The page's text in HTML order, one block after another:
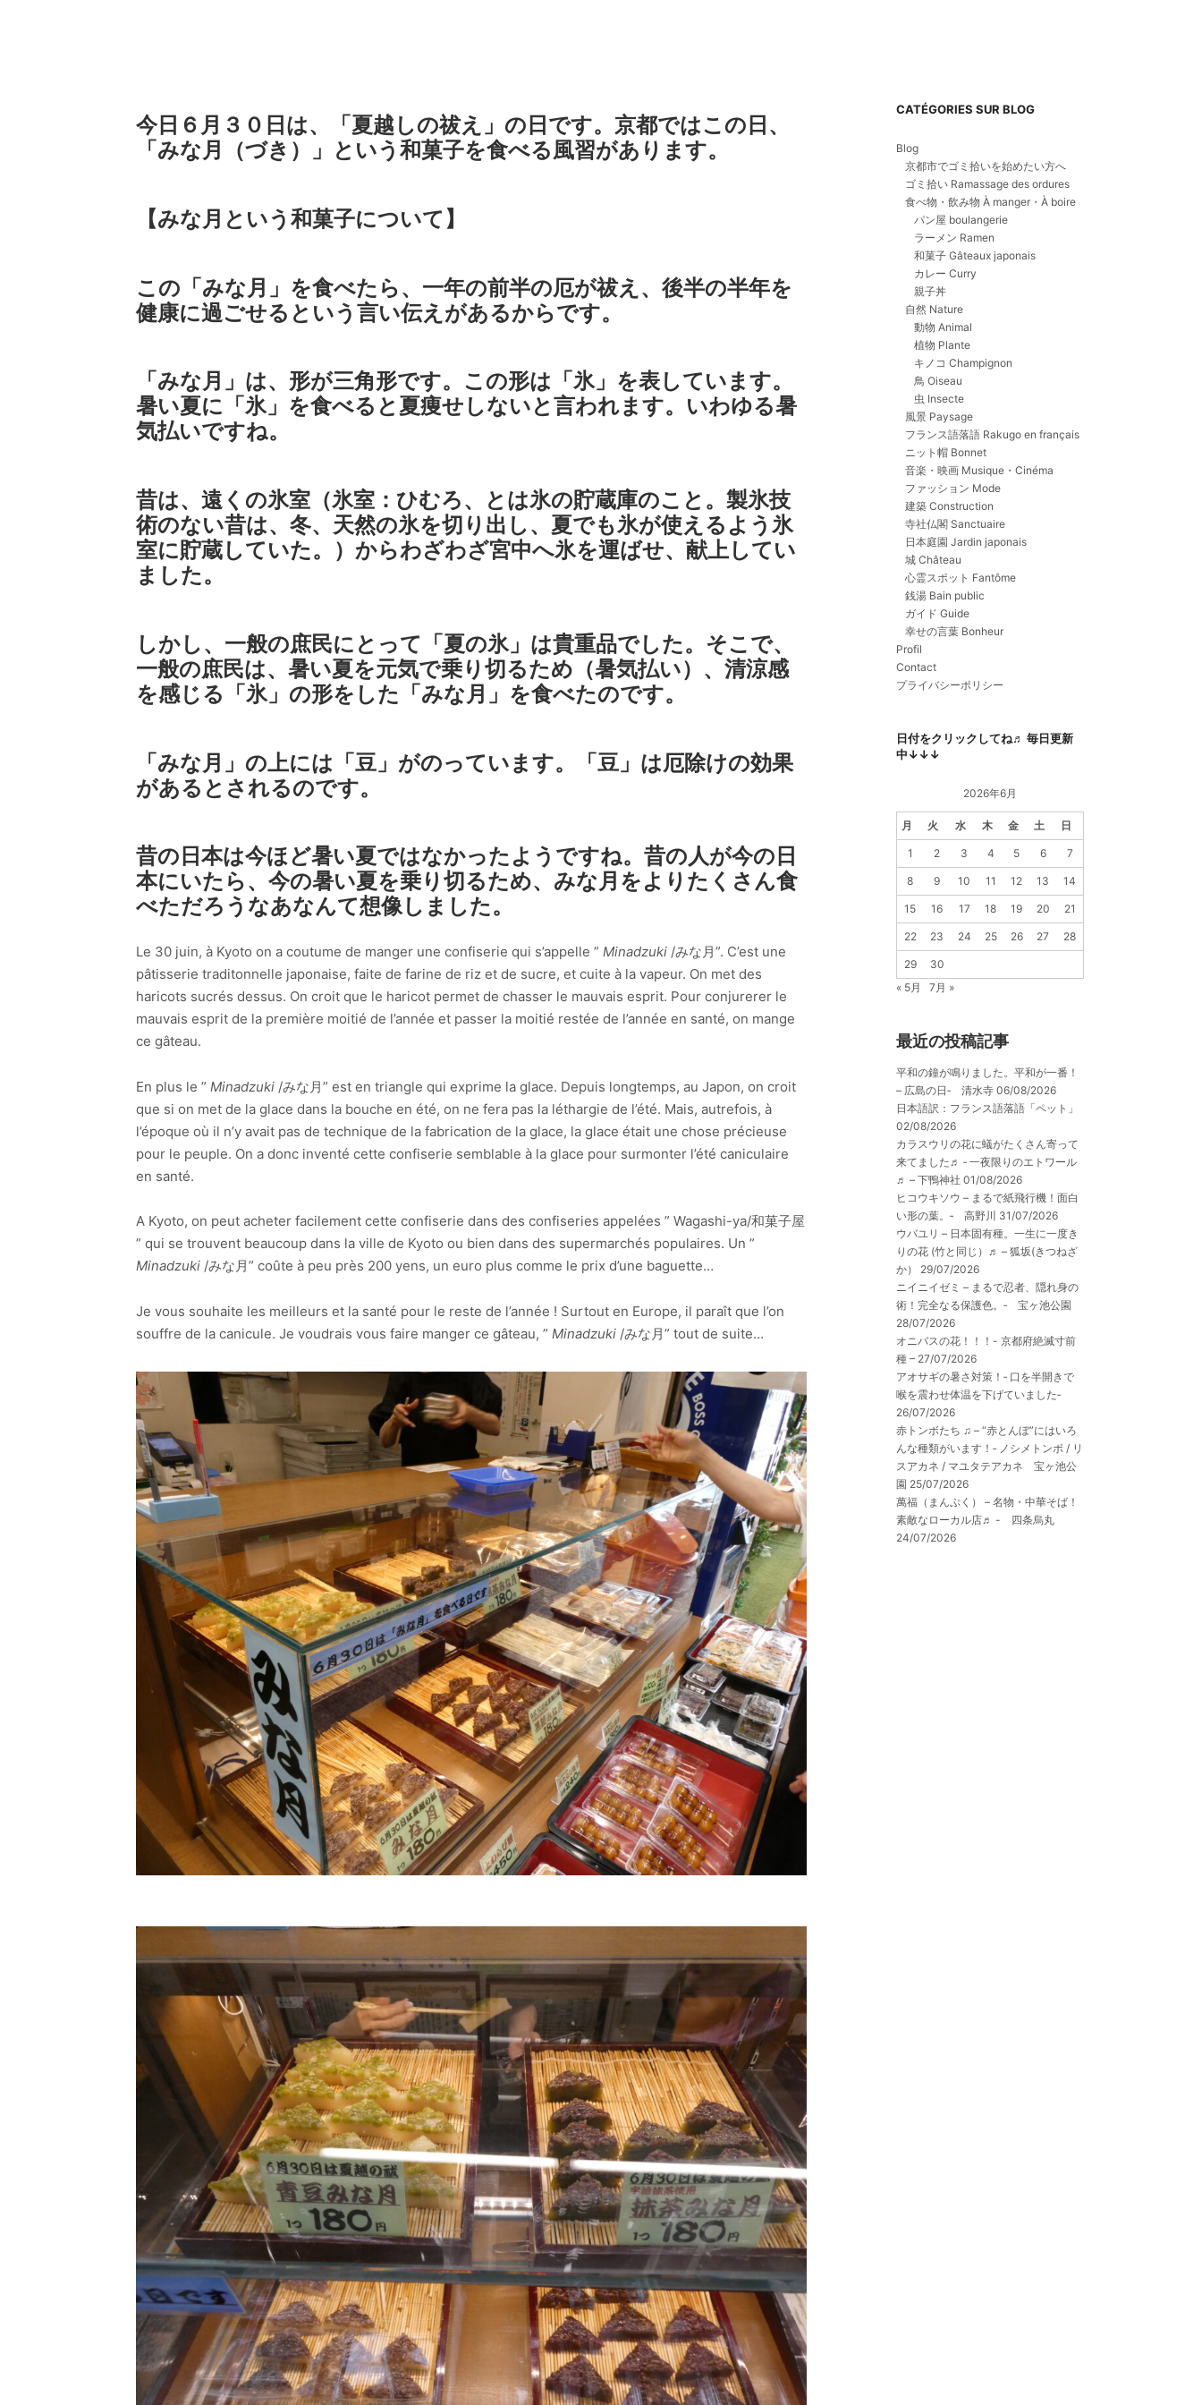
今日６月３０日は、「夏越しの祓え」の日です。京都ではこの日、
「みな月（づき）」という和菓子を食べる風習があります。
【みな月という和菓子について】
この「みな月」を食べたら、一年の前半の厄が祓え、後半の半年を
健康に過ごせるという言い伝えがあるからです。
「みな月」は、形が三角形です。この形は「氷」を表しています。
暑い夏に「氷」を食べると夏痩せしないと言われます。いわゆる暑
気払いですね。
昔は、遠くの氷室（氷室：ひむろ、とは氷の貯蔵庫のこと。製氷技
術のない昔は、冬、天然の氷を切り出し、夏でも氷が使えるよう氷
室に貯蔵していた。）からわざわざ宮中へ氷を運ばせ、献上してい
ました。
しかし、一般の庶民にとって「夏の氷」は貴重品でした。そこで、
一般の庶民は、暑い夏を元気で乗り切るため（暑気払い）、清涼感
を感じる「氷」の形をした「みな月」を食べたのです。
「みな月」の上には「豆」がのっています。「豆」は厄除けの効果
があるとされるのです。
昔の日本は今ほど暑い夏ではなかったようですね。昔の人が今の日
本にいたら、今の暑い夏を乗り切るため、みな月をよりたくさん食
べただろうなあなんて想像しました。
Le 30 juin, à Kyoto on a coutume de manger une confiserie qui s’appelle ” Minadzuki /みな月”. C’est une
pâtisserie traditonnelle japonaise, faite de farine de riz et de sucre, et cuite à la vapeur. On met des
haricots sucrés dessus. On croit que le haricot permet de chasser le mauvais esprit. Pour conjurerer le
mauvais esprit de la première moitié de l’année et passer la moitié restée de l’année en santé, on mange
ce gâteau.
En plus le ” Minadzuki /みな月” est en triangle qui exprime la glace. Depuis longtemps, au Japon, on croit
que si on met de la glace dans la bouche en été, on ne fera pas la léthargie de l’été. Mais, autrefois, à
l’époque où il n’y avait pas de technique de la fabrication de la glace, la glace était une chose précieuse
pour le peuple. On a donc inventé cette confiserie semblable à la glace pour surmonter l’été caniculaire
en santé.
A Kyoto, on peut acheter facilement cette confiserie dans des confiseries appelées ” Wagashi-ya/和菓子屋
” qui se trouvent beaucoup dans la ville de Kyoto ou bien dans des supermarchés populaires. Un ”
Minadzuki /みな月” coûte à peu près 200 yens, un euro plus comme le prix d’une baguette…
Je vous souhaite les meilleurs et la santé pour le reste de l’année ! Surtout en Europe, il paraît que l’on
souffre de la canicule. Je voudrais vous faire manger ce gâteau, ” Minadzuki /みな月” tout de suite…
CATÉGORIES SUR BLOG
Blog
京都市でゴミ拾いを始めたい方へ
ゴミ拾い Ramassage des ordures
食べ物・飲み物 À manger・À boire
パン屋 boulangerie
ラーメン Ramen
和菓子 Gâteaux japonais
カレー Curry
親子丼
自然 Nature
動物 Animal
植物 Plante
キノコ Champignon
鳥 Oiseau
虫 Insecte
風景 Paysage
フランス語落語 Rakugo en français
ニット帽 Bonnet
音楽・映画 Musique・Cinéma
ファッション Mode
建築 Construction
寺社仏閣 Sanctuaire
日本庭園 Jardin japonais
城 Château
心霊スポット Fantôme
銭湯 Bain public
ガイド Guide
幸せの言葉 Bonheur
Profil
Contact
プライバシーポリシー
日付をクリックしてね♬ 毎日更新
中↓↓↓
2026年6月
月 火 水 木 金 土 日
1 2 3 4 5 6 7
8 9 10 11 12 13 14
15 16 17 18 19 20 21
22 23 24 25 26 27 28
29
30
« 5月
7月 »
最近の投稿記事
平和の鐘が鳴りました。平和が一番！
– 広島の日‐ 清水寺 06/08/2026
日本語訳：フランス語落語「ペット」
02/08/2026
カラスウリの花に蟻がたくさん寄って
来てました♬ ‐ 一夜限りのエトワール
♬ – 下鴨神社 01/08/2026
ヒコウキソウ – まるで紙飛行機！面白
い形の葉。‐ 高野川 31/07/2026
ウバユリ – 日本固有種。一生に一度き
りの花 (竹と同じ）♬ – 狐坂(きつねざ
か）
29/07/2026
ニイニイゼミ – まるで忍者、隠れ身の
術！完全なる保護色。‐ 宝ヶ池公園
28/07/2026
オニバスの花！！！- 京都府絶滅寸前
種 – 27/07/2026
アオサギの暑さ対策！‐ 口を半開きで
喉を震わせ体温を下げていました‐
26/07/2026
赤トンボたち ♫ – “赤とんぼ”にはいろ
んな種類がいます！‐ ノシメトンボ / リ
スアカネ / マユタテアカネ 宝ヶ池公
園 25/07/2026
萬福（まんぷく） – 名物・中華そば！
素敵なローカル店♬ - 四条烏丸
24/07/2026